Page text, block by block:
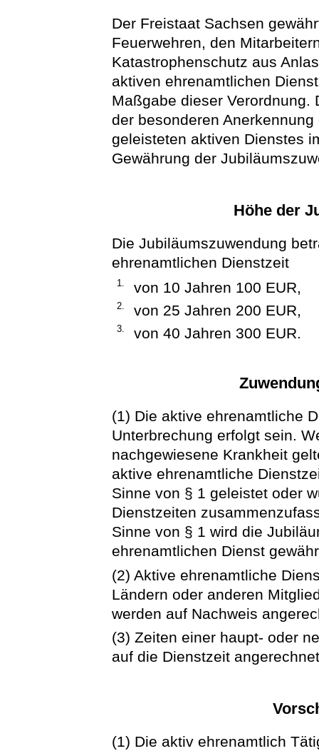
Der Freistaat Sachsen
Feuerwehren, den
Katastrophenschutz aus
aktiven ehrenamtlichen
Maßgabe dieser Verordnung.
der besonderen
geleisteten aktiven Dienstes
Gewährung der
Höhe der
Die Jubiläumszuwendung
ehrenamtlichen Dienstzeit
1. von 10 Jahren 100 EUR,
2. von 25 Jahren 200 EUR,
3. von 40 Jahren 300 EUR.
(1) Die aktive ehrenamtliche
Unterbrechung erfolgt sein.
nachgewiesene Krankheit
aktive ehrenamtliche
Sinne von § 1 geleistet oder
Dienstzeiten
Sinne von § 1 wird die
ehrenamtlichen Dienst
(2) Aktive ehrenamtliche
Ländern oder anderen
werden auf Nachweis
(3) Zeiten einer haupt- oder
auf die Dienstzeit
(1) Die aktiv ehrenamtlich